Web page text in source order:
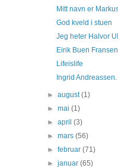
Mitt navn er
God kveld i stuen
Jeg heter Halvor
Eirik Buen Fransen
Lifeislife
Ingrid Andreassen.
►august(1)
►mai(1)
►april(3)
►mars(56)
►februar(71)
►januar(65)